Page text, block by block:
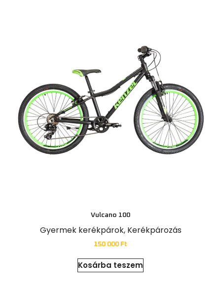
Vulcano 100
Gyermek kerékpárok, Kerékpározás
150 000 Ft
Kosárba teszem